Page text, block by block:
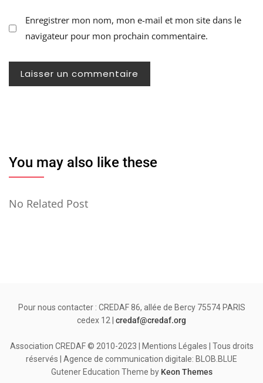
Enregistrer mon nom, mon e-mail et mon site dans le
navigateur pour mon prochain commentaire.
You may also like these
No Related Post
Pour nous contacter : CREDAF 86, allée de Bercy 75574 PARIS
cedex 12 | credaf@credaf.org
Association CREDAF © 2010-2023 | Mentions Légales | Tous droits
réservés | Agence de communication digitale: BLOB.BLUE
Gutener Education Theme by Keon Themes